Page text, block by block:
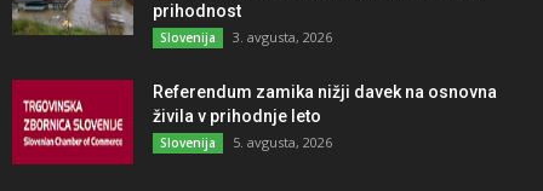
prihodnost
Slovenija 3. avgusta, 2026
Referendum zamika nižji davek na osnovna
živila v prihodnje leto
Slovenija 5. avgusta, 2026